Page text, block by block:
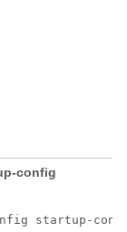
config
startup-